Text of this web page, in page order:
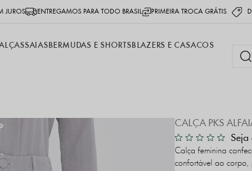
JUROS ENTREGAMOS PARA TODO BRASIL PRIMEIRA TROCA GRÁTIS
SAIASBERMUDAS E SHORTSBLAZERS E CASACOS
CALÇA PKS
Seja
Calça feminina
confortável ao corpo,